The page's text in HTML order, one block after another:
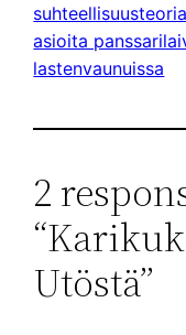
asioita
lastenvaunuissa
2
Utöstä”